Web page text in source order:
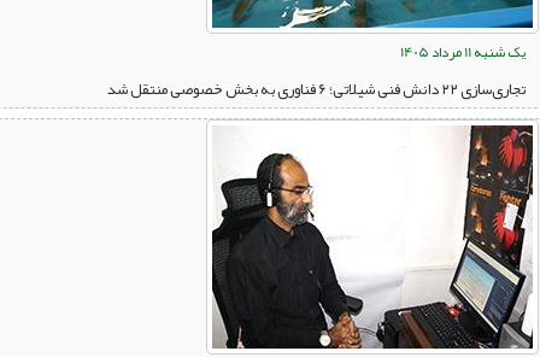
یک شنبه 11 مرداد 1405
تجاری‌سازی ۲۲ دانش فنی شیلاتی؛ ۶ فناوری به بخش خصوصی منتقل شد